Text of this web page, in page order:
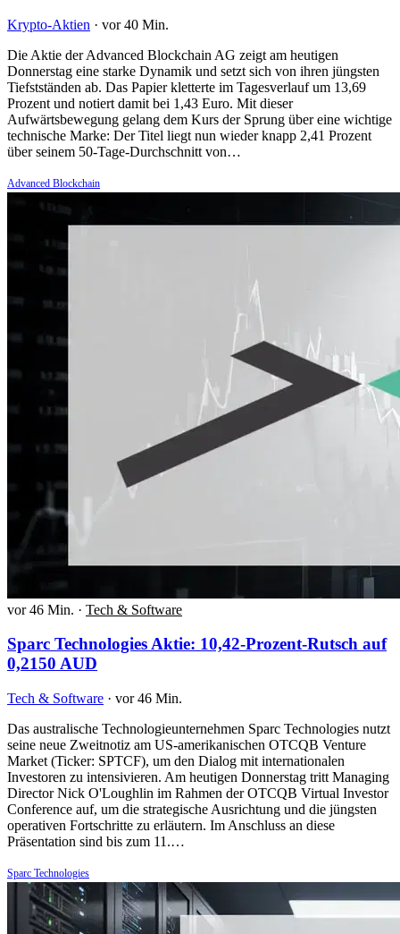
Krypto-Aktien · vor 40 Min.
Die Aktie der Advanced Blockchain AG zeigt am heutigen
Donnerstag eine starke Dynamik und setzt sich von ihren jüngsten
Tiefstständen ab. Das Papier kletterte im Tagesverlauf um 13,69
Prozent und notiert damit bei 1,43 Euro. Mit dieser
Aufwärtsbewegung gelang dem Kurs der Sprung über eine wichtige
technische Marke: Der Titel liegt nun wieder knapp 2,41 Prozent
über seinem 50-Tage-Durchschnitt von…
Advanced Blockchain
vor 46 Min. · Tech & Software
Sparc Technologies Aktie: 10,42-Prozent-Rutsch auf
0,2150 AUD
Tech & Software · vor 46 Min.
Das australische Technologieunternehmen Sparc Technologies nutzt
seine neue Zweitnotiz am US-amerikanischen OTCQB Venture
Market (Ticker: SPTCF), um den Dialog mit internationalen
Investoren zu intensivieren. Am heutigen Donnerstag tritt Managing
Director Nick O'Loughlin im Rahmen der OTCQB Virtual Investor
Conference auf, um die strategische Ausrichtung und die jüngsten
operativen Fortschritte zu erläutern. Im Anschluss an diese
Präsentation sind bis zum 11.…
Sparc Technologies